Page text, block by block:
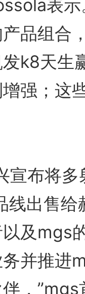
表示
品组合
k8天生
强；这
布将多
出售给
及mgs
并推进
，